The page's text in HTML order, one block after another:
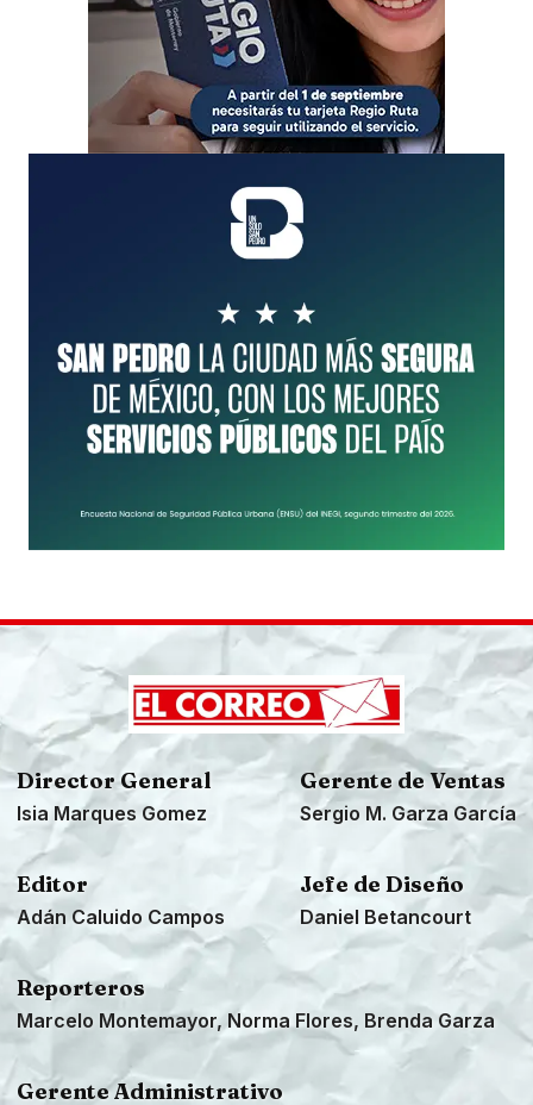
Director General
Isia Marques Gomez
Gerente de Ventas
Sergio M. Garza García
Editor
Adán Caluido Campos
Jefe de Diseño
Daniel Betancourt
Reporteros
Marcelo Montemayor, Norma Flores, Brenda Garza
Gerente Administrativo